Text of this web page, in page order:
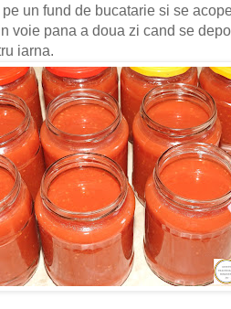
un fund de bucatarie si se
voie pana a doua zi cand se
iarna.